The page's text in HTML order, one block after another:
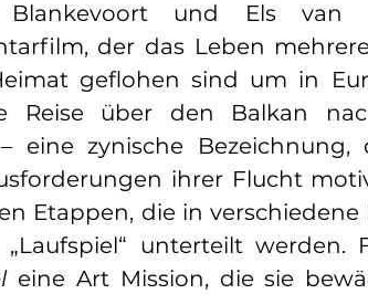
Blankevoort und Els
der das Leben
geflohen sind um in
Reise über den Balkan
eine zynische
ihrer Flucht
Etappen, die in verschiedene
unterteilt werden.
eine Art Mission, die sie